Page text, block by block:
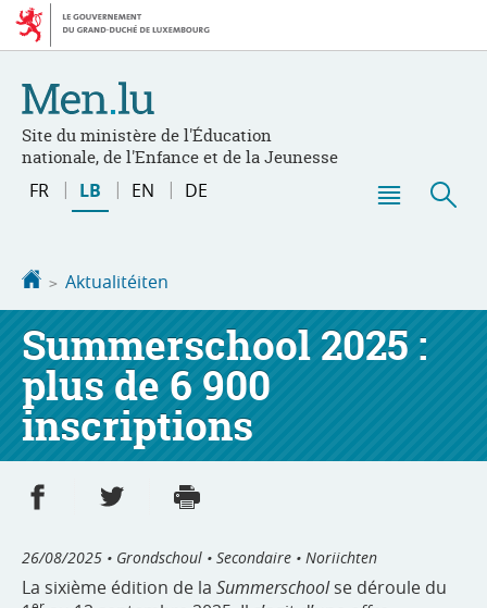
Bei
den
Aller
au
Site du ministère de l'Éducation
nationale, de l'Enfance et de la Jeunesse
Changer
FR LB EN DE
Startsäit
Aktualitéiten
Summerschool 2025 :
plus de 6 900
inscriptions
Partager sur Facebook
Partager sur Twitter
26/08/2025 • Grondschoul • Secondaire • Noriichten
La sixième édition de la Summerschoolse déroule du